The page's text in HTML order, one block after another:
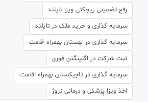
رفع تضمینی ریجکتی ویزا تایلند
سرمایه گذاری و خرید ملک در تایلند
سرمایه گذاری در لهستان بهمراه اقامت
ثبت شرکت در اگلینگتن فوری
سرمایه گذاری در تاجیکستان بهمراه اقامت
اخذ ویزا پزشکی و درمانی نروژ